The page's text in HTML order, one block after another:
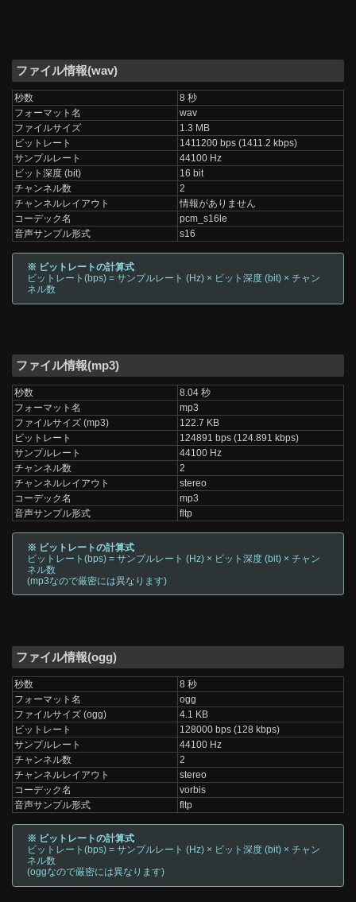
ファイル情報(wav)
秒数
8 秒
フォーマット名
wav
ファイルサイズ
1.3 MB
ビットレート
1411200 bps (1411.2 kbps)
サンプルレート
44100 Hz
ビット深度 (bit)
16 bit
チャンネル数
2
チャンネルレイアウト
情報がありません
コーデック名
pcm_s16le
音声サンプル形式
s16
※ ビットレートの計算式
ビットレート(bps) = サンプルレート (Hz) × ビット深度 (bit) × チャン
ネル数
ファイル情報(mp3)
秒数
8.04 秒
フォーマット名
mp3
ファイルサイズ (mp3)
122.7 KB
ビットレート
124891 bps (124.891 kbps)
サンプルレート
44100 Hz
チャンネル数
2
チャンネルレイアウト
stereo
コーデック名
mp3
音声サンプル形式
fltp
※ ビットレートの計算式
ビットレート(bps) = サンプルレート (Hz) × ビット深度 (bit) × チャン
ネル数
(mp3なので厳密には異なります)
ファイル情報(ogg)
秒数
8 秒
フォーマット名
ogg
ファイルサイズ (ogg)
4.1 KB
ビットレート
128000 bps (128 kbps)
サンプルレート
44100 Hz
チャンネル数
2
チャンネルレイアウト
stereo
コーデック名
vorbis
音声サンプル形式
fltp
※ ビットレートの計算式
ビットレート(bps) = サンプルレート (Hz) × ビット深度 (bit) × チャン
ネル数
(oggなので厳密には異なります)